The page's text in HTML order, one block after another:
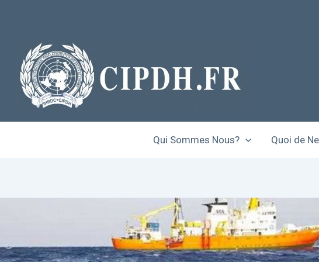
Qui Sommes Nous? Quoi de